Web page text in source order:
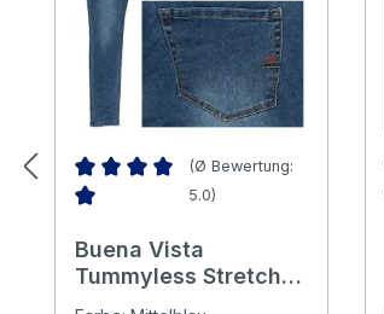
(Ø Bewertung:
5.0)
Buena Vista
Tummyless Stretch